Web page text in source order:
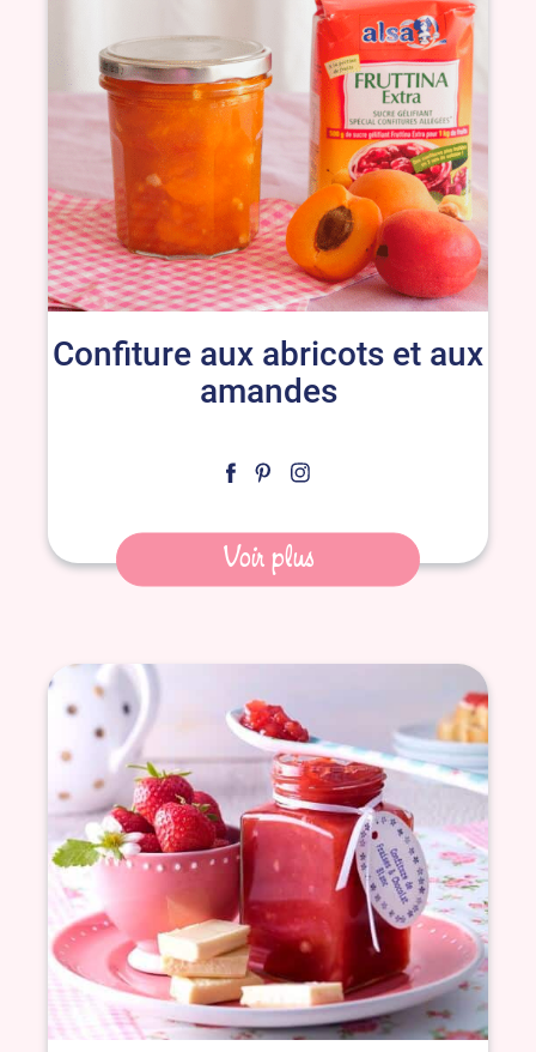
Confiture aux abricots et aux
amandes
Voir plus